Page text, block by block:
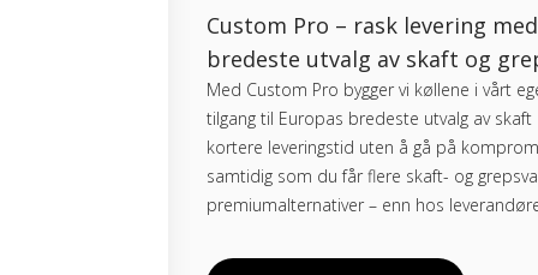
Custom Pro – rask levering
bredeste utvalg av skaft og
Med Custom Pro bygger vi køllene i vårt
tilgang til Europas bredeste utvalg av skaft
kortere leveringstid uten å gå på
samtidig som du får flere skaft- og
premiumalternativer – enn hos